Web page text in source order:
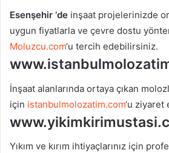
Esenşehir ‘de inşaat projelerinizde
uygun fiyatlarla ve çevre dostu
Moluzcu.com‘u tercih edebilirsiniz.
İnşaat alanlarında ortaya çıkan
için istanbulmolozatim.com‘u
Yıkım ve kırım ihtiyaçlarınız için